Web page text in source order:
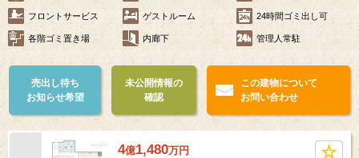
フロントサービス ゲストルーム 24時間ゴミ出し可
各階ゴミ置き場 内廊下 管理人常駐
売出し待ち
お知らせ希望
未公開情報の
確認
この建物について
お問い合わせ
4億1,480万円